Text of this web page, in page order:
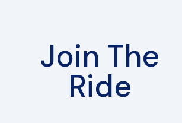
Join The
Ride